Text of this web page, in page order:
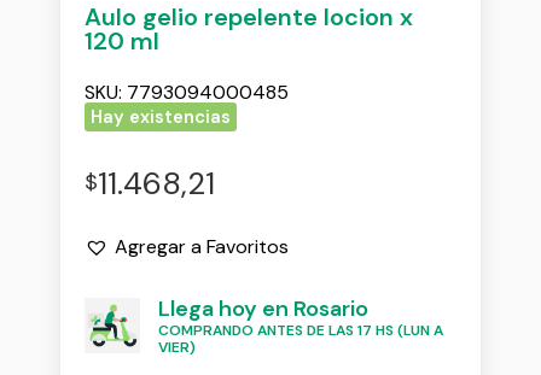
Aulo gelio repelente locion x
120 ml
SKU: 7793094000485
Hay existencias
$11.468,21
Agregar a Favoritos
Llega hoy en Rosario
COMPRANDO ANTES DE LAS 17 HS (LUN A
VIER)